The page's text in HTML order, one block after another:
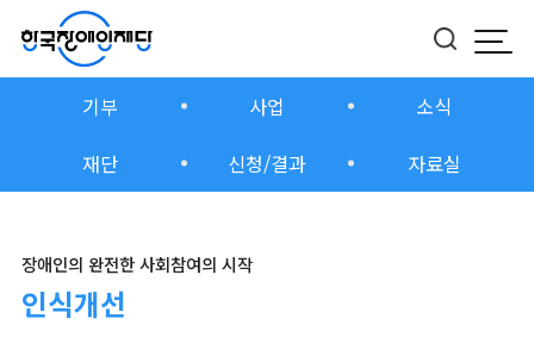
모
버튼
기부 사업
소식
재단
신청/결과 자료실
장애인의 완전한 사회참여의 시작
인식개선